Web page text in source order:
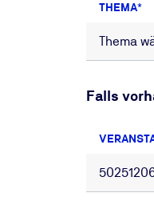
THEMA
Falls